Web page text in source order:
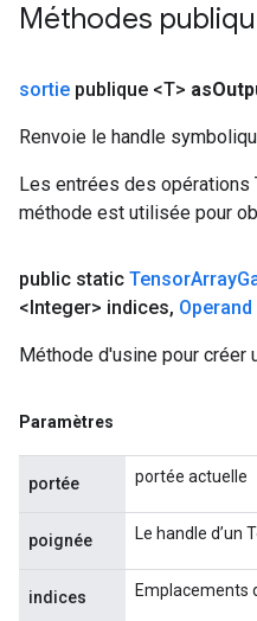
Méthodes
sortie publique <T> as
Renvoie le handle
Les entrées des opérations
méthode est utilisée pour
public static TensorArray
<Integer> indices, Operand
Méthode d'usine pour créer
Paramètres
portée portée actuelle
poignée Le handle d’un
indices Emplacements